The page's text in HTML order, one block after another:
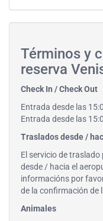
Términos y
reserva
Check In / Check Out
Entrada desde las
Entrada desde las
Traslados desde /
El servicio de
desde / hacia el
informacións por
de la confirmación de
Animales